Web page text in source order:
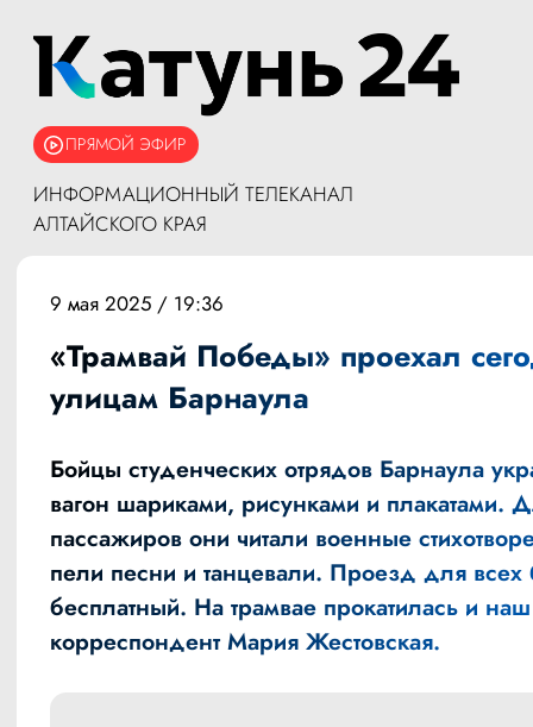
ПРЯМОЙ ЭФИР
ИНФОРМАЦИОННЫЙ ТЕЛЕКАНАЛ
АЛТАЙСКОГО КРАЯ
9 мая 2025 / 19:36
«Трамвай Победы» проехал
улицам Барнаула
Бойцы студенческих отрядов Барнаула
вагон шариками, рисунками и плакатами.
пассажиров они читали военные
пели песни и танцевали. Проезд для
бесплатный. На трамвае прокатилась и наш
корреспондент Мария Жестовская.